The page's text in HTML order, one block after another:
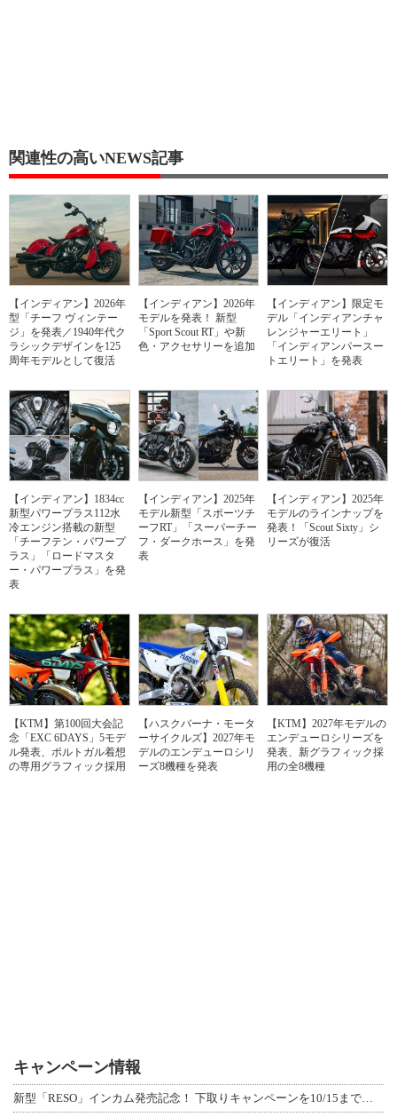
関連性の高いNEWS記事
【インディアン】2026年
型「チーフ ヴィンテー
ジ」を発表／1940年代ク
ラシックデザインを125
周年モデルとして復活
【インディアン】2026年
モデルを発表！ 新型
「Sport Scout RT」や新
色・アクセサリーを追加
【インディアン】限定モ
デル「インディアンチャ
レンジャーエリート」
「インディアンパースー
トエリート」を発表
【インディアン】1834cc
新型パワープラス112水
冷エンジン搭載の新型
「チーフテン・パワープ
ラス」「ロードマスタ
ー・パワープラス」を発
表
【インディアン】2025年
モデル新型「スポーツチ
ーフRT」「スーパーチー
フ・ダークホース」を発
表
【インディアン】2025年
モデルのラインナップを
発表！「Scout Sixty」シ
リーズが復活
【KTM】第100回大会記
念「EXC 6DAYS」5モデ
ル発表、ポルトガル着想
の専用グラフィック採用
【ハスクバーナ・モータ
ーサイクルズ】2027年モ
デルのエンデューロシリ
ーズ8機種を発表
【KTM】2027年モデルの
エンデューロシリーズを
発表、新グラフィック採
用の全8機種
キャンペーン情報